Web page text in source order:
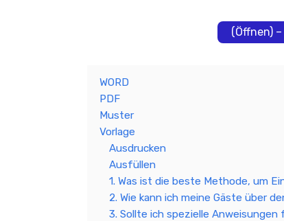
(Öffnen)
WORD
PDF
Muster
Vorlage
Ausdrucken
Ausfüllen
1. Was ist die beste Methode, um
2. Wie kann ich meine Gäste über
3. Sollte ich spezielle